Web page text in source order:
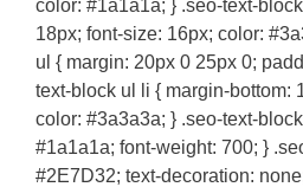
color: #1a1a1a; } .seo-text-
18px; font-size: 16px; color:
ul { margin: 20px 0 25px 0;
text-block ul li { margin-bottom:
color: #3a3a3a; } .seo-text-
#1a1a1a; font-weight: 700; }
#2E7D32; text-decoration: